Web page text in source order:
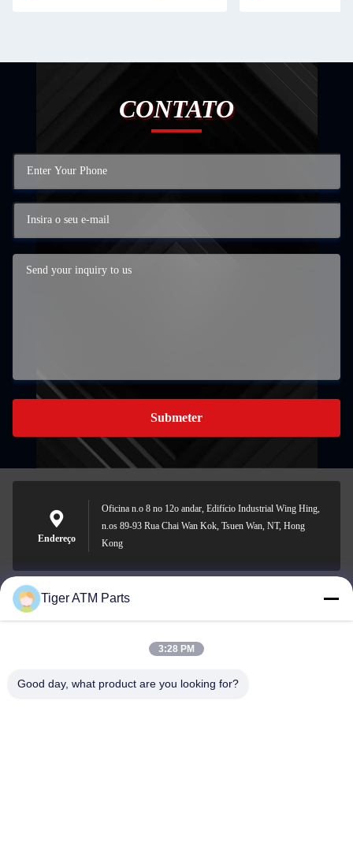
CONTATO
Submeter
Endereço
Oficina n.o 8 no 12o andar, Edifício Industrial Wing Hing,
n.os 89-93 Rua Chai Wan Kok, Tsuen Wan, NT, Hong
Kong
sales@atmpart.com.cn
Tiger ATM Parts
3:28 PM
Good day, what product are you looking for?